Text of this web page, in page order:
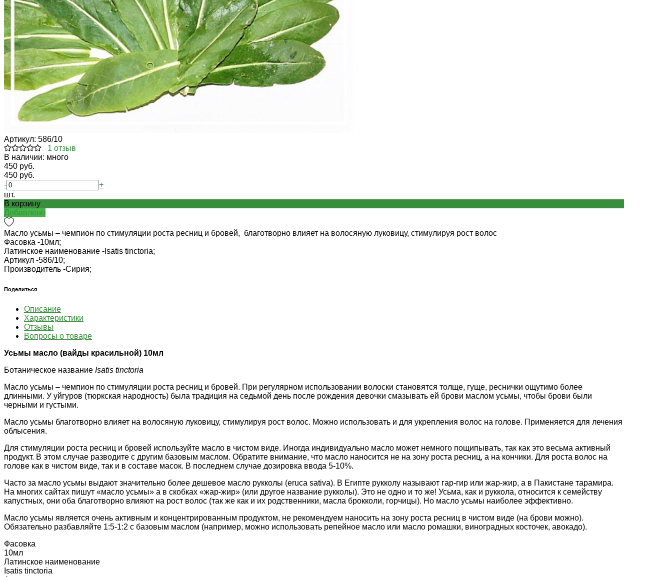
Артикул: 586/10
1 отзыв
В наличии: много
450 руб.
450 руб.
-
+
шт.
В корзину
Добавлено
Масло усьмы – чемпион по стимуляции роста ресниц и бровей, благотворно влияет на волосяную луковицу, стимулируя рост волос
Фасовка -10мл;
Латинское наименование - Isatis tinctoria;
Артикул -586/10;
Производитель -Сирия;
Поделиться
Описание
Характеристики
Отзывы
Вопросы о товаре
Усьмы масло (вайды красильной) 10мл
Ботаническое название Isatis tinctoria
Масло усьмы – чемпион по стимуляции роста ресниц и бровей. При регулярном использовании волоски становятся толще, гуще, реснички ощутимо более
длинными. У уйгуров (тюркская народность) была традиция на седьмой день после рождения девочки смазывать ей брови маслом усьмы, чтобы брови были
черными и густыми.
Масло усьмы благотворно влияет на волосяную луковицу, стимулируя рост волос. Можно использовать и для укрепления волос на голове. Применяется для лечения
облысения.
Для стимуляции роста ресниц и бровей используйте масло в чистом виде. Иногда индивидуально масло может немного пощипывать, так как это весьма активный
продукт. В этом случае разводите с другим базовым маслом. Обратите внимание, что масло наносится не на зону роста ресниц, а на кончики. Для роста волос на
голове как в чистом виде, так и в составе масок. В последнем случае дозировка ввода 5-10%.
Часто за масло усьмы выдают значительно более дешевое масло рукколы (eruca sativa). В Египте рукколу называют гар-гир или жар-жир, а в Пакистане тарамира.
На многих сайтах пишут «масло усьмы» а в скобках «жар-жир» (или другое название рукколы). Это не одно и то же! Усьма, как и руккола, относится к семейству
капустных, они оба благотворно влияют на рост волос (так же как и их родственники, масла брокколи, горчицы). Но масло усьмы наиболее эффективно.
Масло усьмы является очень активным и концентрированным продуктом, не рекомендуем наносить на зону роста ресниц в чистом виде (на брови можно).
Обязательно разбавляйте 1:5-1:2 с базовым маслом (например, можно использовать репейное масло или масло ромашки, виноградных косточек, авокадо).
Фасовка
10мл
Латинское наименование
Isatis tinctoria